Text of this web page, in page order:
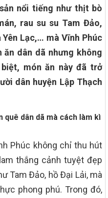
nổi tiếng như thịt bò
rau su su Tam Đảo,
Lạc,… mà Vĩnh Phúc
dân dã nhưng không
món ăn này đã trở
dân huyện Lập Thạch
quê dân dã mà cách làm kì
Phúc không chỉ thu hút
thắng cảnh tuyệt đẹp
Tam Đảo, hồ Đại Lải, mà
phong phú. Trong đó,